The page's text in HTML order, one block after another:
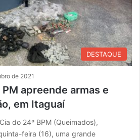
DESTAQUE
de 2021
apreende armas e
em Itaguaí
do 24º BPM (Queimados),
feira (16), uma grande